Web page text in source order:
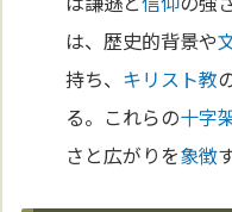
は、歴史的背景や
持ち、 キリスト教
る。これらの十字
さと広がりを象徴